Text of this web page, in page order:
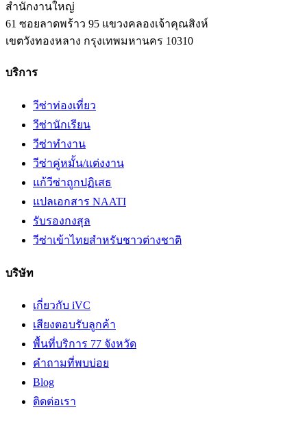
สำนักงานใหญ่
61 ซอยลาดพร้าว 95 แขวงคลองเจ้าคุณสิงห์
เขตวังทองหลาง กรุงเทพมหานคร 10310
บริการ
วีซ่าท่องเที่ยว
วีซ่านักเรียน
วีซ่าทำงาน
วีซ่าคู่หมั้น/แต่งงาน
แก้วีซ่าถูกปฏิเสธ
แปลเอกสาร NAATI
รับรองกงสุล
วีซ่าเข้าไทยสำหรับชาวต่างชาติ
บริษัท
เกี่ยวกับ iVC
เสียงตอบรับลูกค้า
พื้นที่บริการ 77 จังหวัด
คำถามที่พบบ่อย
Blog
ติดต่อเรา